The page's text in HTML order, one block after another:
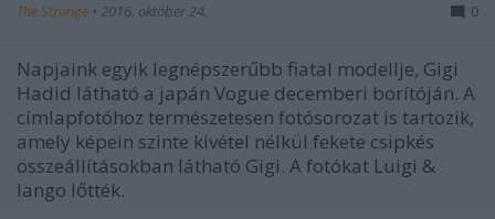
The Strange • 2016. október 24. 0
Napjaink egyik legnépszerűbb fiatal modellje, Gigi
Hadid látható a japán Vogue decemberi borítóján. A
címlapfotóhoz természetesen fotósorozat is tartozik,
amely képein szinte kivétel nélkül fekete csipkés
összeállításokban látható Gigi. A fotókat Luigi &
Iango lőtték.